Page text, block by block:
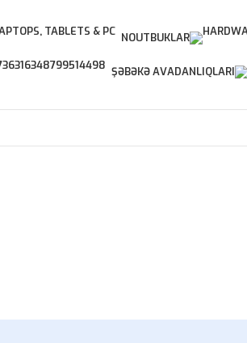
NOUTBUKLAR
ŞƏBƏKƏ AVADANLIQLARI